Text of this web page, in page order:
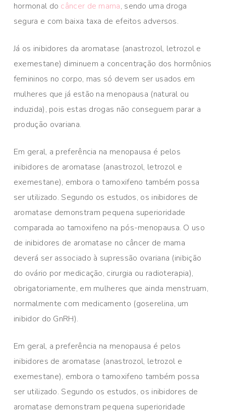
hormonal do câncer de mama, sendo uma droga
segura e com baixa taxa de efeitos adversos.
Já os inibidores da aromatase (anastrozol, letrozol e
exemestane) diminuem a concentração dos hormônios
femininos no corpo, mas só devem ser usados em
mulheres que já estão na menopausa (natural ou
induzida), pois estas drogas não conseguem parar a
produção ovariana.
Em geral, a preferência na menopausa é pelos
inibidores de aromatase (anastrozol, letrozol e
exemestane), embora o tamoxifeno também possa
ser utilizado. Segundo os estudos, os inibidores de
aromatase demonstram pequena superioridade
comparada ao tamoxifeno na pós-menopausa. O uso
de inibidores de aromatase no câncer de mama
deverá ser associado à supressão ovariana (inibição
do ovário por medicação, cirurgia ou radioterapia),
obrigatoriamente, em mulheres que ainda menstruam,
normalmente com medicamento (goserelina, um
inibidor do GnRH).
Em geral, a preferência na menopausa é pelos
inibidores de aromatase (anastrozol, letrozol e
exemestane), embora o tamoxifeno também possa
ser utilizado. Segundo os estudos, os inibidores de
aromatase demonstram pequena superioridade